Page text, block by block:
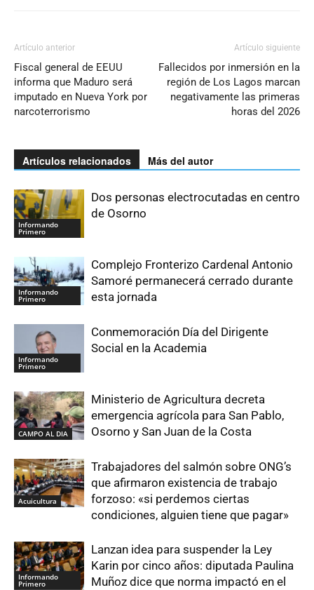
Artículo anterior
Fiscal general de EEUU
informa que Maduro será
imputado en Nueva York por
narcoterrorismo
Artículo siguiente
Fallecidos por inmersión en la
región de Los Lagos marcan
negativamente las primeras
horas del 2026
Artículos relacionados Más del autor
Informando
Primero
Dos personas electrocutadas en centro
de Osorno
Informando
Primero
Complejo Fronterizo Cardenal Antonio
Samoré permanecerá cerrado durante
esta jornada
Informando
Primero
Conmemoración Día del Dirigente
Social en la Academia
CAMPO AL DIA
Ministerio de Agricultura decreta
emergencia agrícola para San Pablo,
Osorno y San Juan de la Costa
Acuicultura
Trabajadores del salmón sobre ONG’s
que afirmaron existencia de trabajo
forzoso: «si perdemos ciertas
condiciones, alguien tiene que pagar»
Informando
Primero
Lanzan idea para suspender la Ley
Karin por cinco años: diputada Paulina
Muñoz dice que norma impactó en el